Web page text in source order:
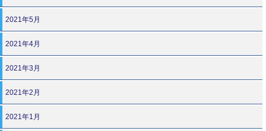
2021年5月
2021年4月
2021年3月
2021年2月
2021年1月